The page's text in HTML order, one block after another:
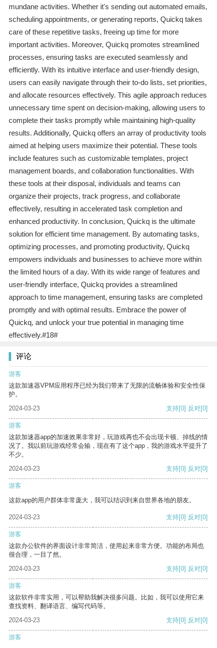
mundane activities. Whether it's sending out automated emails,
scheduling appointments, or generating reports, Quickq takes
care of these repetitive tasks, freeing up time for more
important activities. Moreover, Quickq promotes streamlined
processes, ensuring tasks are executed seamlessly and
efficiently. With its intuitive interface and user-friendly design,
users can easily navigate through their to-do lists, set priorities,
and allocate resources effectively. This agile approach reduces
unnecessary time spent on decision-making, allowing users to
complete their tasks promptly while maintaining high-quality
results. Additionally, Quickq offers an array of productivity tools
aimed at helping users maximize their potential. These tools
include features such as customizable templates, project
management boards, and collaboration functionalities. With
these tools at their disposal, individuals and teams can
organize their projects, track progress, and collaborate
effectively, resulting in accelerated task completion and
enhanced productivity. In conclusion, Quickq is the ultimate
solution for efficient time management. By automating tasks,
optimizing processes, and promoting productivity, Quickq
empowers individuals and businesses to achieve more within
the limited hours of a day. With its wide range of features and
user-friendly interface, Quickq provides a streamlined
approach to time management, ensuring tasks are completed
promptly and with optimal results. Embrace the power of
Quickq, and unlock your true potential in managing time
effectively.#18#
评论
游客
这款加速器VPM应用程序已经为我们带来了无限的流畅体验和安全性保
护。
2024-03-23
支持[0] 反对[0]
游客
这款加速器app的加速效果非常好，玩游戏再也不会出现卡顿、掉线的情
况了。我以前玩游戏经常会输，现在有了这个app，我的游戏水平提升了
不少。
2024-03-23
支持[0] 反对[0]
游客
这款app的用户群体非常庞大，我可以结识到来自世界各地的朋友。
2024-03-23 支持[0] 反对[0]
游客
这款办公软件的界面设计非常简洁，使用起来非常方便。功能的布局也
很合理，一目了然。
2024-03-23
支持[0] 反对[0]
游客
这款软件非常实用，可以帮助我解决很多问题。比如，我可以使用它来
查找资料、翻译语言、编写代码等。
2024-03-23
支持[0] 反对[0]
游客